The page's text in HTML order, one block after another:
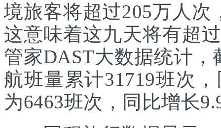
境旅客将超过205万人次
这意味着这九天将有超
管家DAST大数据统计
航班量累计31719班次
为6463班次，同比增长